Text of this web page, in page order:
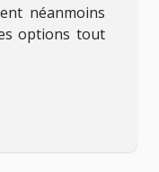
néanmoins
options tout